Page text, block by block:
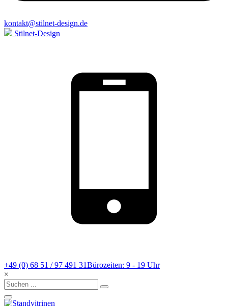
kontakt@stilnet-design.de
Stilnet-Design
+49 (0) 68 51 / 97 491 31Bürozeiten: 9 - 19 Uhr
×